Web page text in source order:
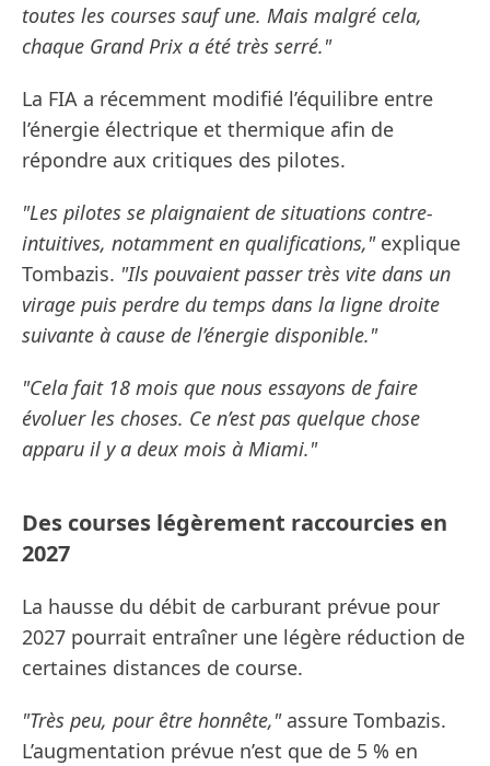
toutes les courses sauf une. Mais malgré cela,
chaque Grand Prix a été très serré."
La FIA a récemment modifié l’équilibre entre
l’énergie électrique et thermique afin de
répondre aux critiques des pilotes.
"Les pilotes se plaignaient de situations contre-
intuitives, notamment en qualifications,"explique
Tombazis. "Ils pouvaient passer très vite dans un
virage puis perdre du temps dans la ligne droite
suivante à cause de l’énergie disponible."
"Cela fait 18 mois que nous essayons de faire
évoluer les choses. Ce n’est pas quelque chose
apparu il y a deux mois à Miami."
Des courses légèrement raccourcies en
2027
La hausse du débit de carburant prévue pour
2027 pourrait entraîner une légère réduction de
certaines distances de course.
"Très peu, pour être honnête,"assure Tombazis.
L’augmentation prévue n’est que de 5 % en